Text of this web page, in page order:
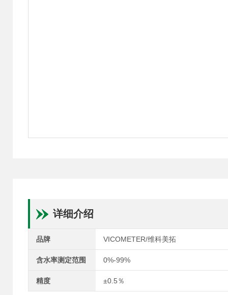
详细介绍
品牌 VICOMETER/维科美拓
含水率测定范围 0%-99%
精度 ±0.5％